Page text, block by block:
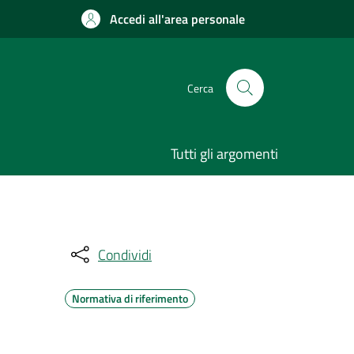
Accedi all'area personale
Cerca
Tutti gli argomenti
Condividi
Normativa di riferimento